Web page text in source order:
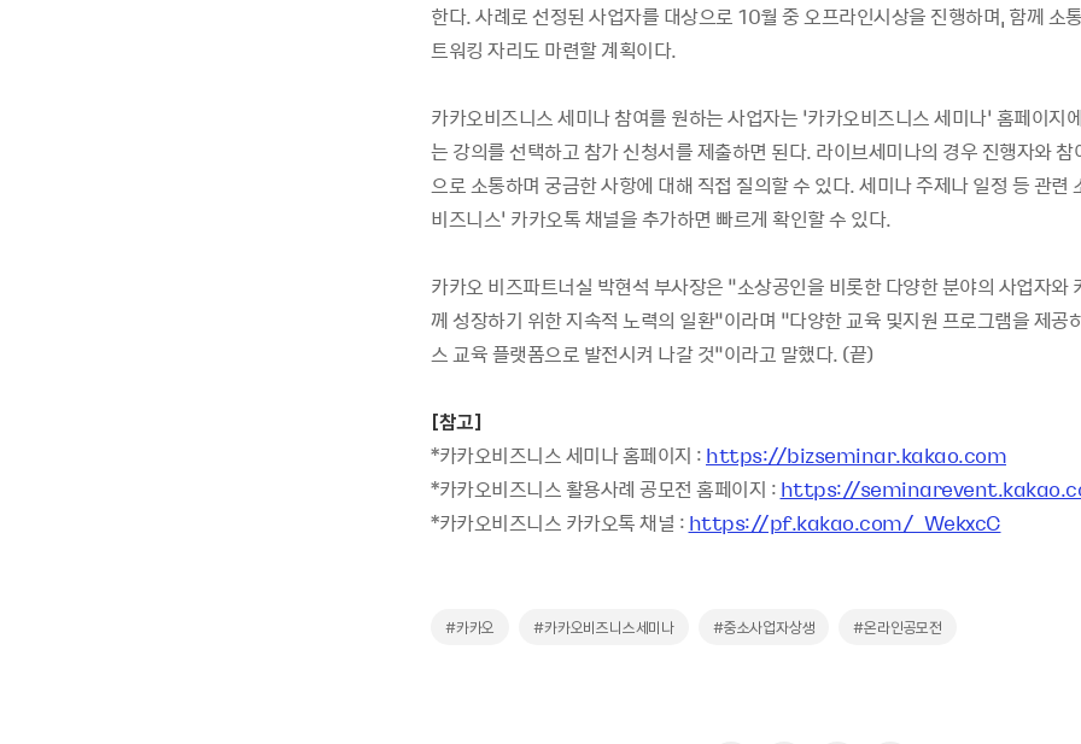
한다. 사례로 선정된 사업자를 대상으로 10월 중 오프라인시상을 진행하며, 함께 소
트워킹 자리도 마련할 계획이다.
카카오비즈니스 세미나 참여를 원하는 사업자는 ‘카카오비즈니스 세미나’ 홈페이지
는 강의를 선택하고 참가 신청서를 제출하면 된다. 라이브세미나의 경우 진행자와 참
으로 소통하며 궁금한 사항에 대해 직접 질의할 수 있다. 세미나 주제나 일정 등 관련
비즈니스’ 카카오톡 채널을 추가하면 빠르게 확인할 수 있다.
카카오 비즈파트너실 박현석 부사장은 “소상공인을 비롯한 다양한 분야의 사업자와
께 성장하기 위한 지속적 노력의 일환”이라며 “다양한 교육 및지원 프로그램을 제공
스 교육 플랫폼으로 발전시켜 나갈 것”이라고 말했다. (끝)
[참고]
*카카오비즈니스 세미나 홈페이지 : https://bizseminar.kakao.com
*카카오비즈니스 활용사례 공모전 홈페이지 : https://
*카카오비즈니스 카카오톡 채널 : https://pf.kakao.com/_WekxcC
#카카오 #카카오비즈니스세미나 #중소사업자상생 #온라인공모전